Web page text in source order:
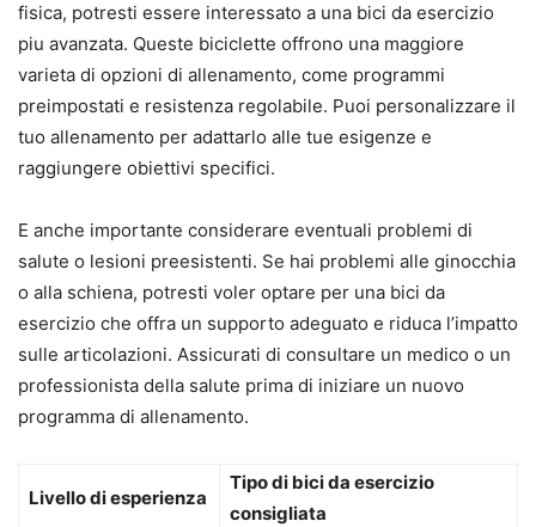
fisica, potresti essere interessato a una bici da esercizio
piu avanzata. Queste biciclette offrono una maggiore
varieta di opzioni di allenamento, come programmi
preimpostati e resistenza regolabile. Puoi personalizzare il
tuo allenamento per adattarlo alle tue esigenze e
raggiungere obiettivi specifici.
E anche importante considerare eventuali problemi di
salute o lesioni preesistenti. Se hai problemi alle ginocchia
o alla schiena, potresti voler optare per una bici da
esercizio che offra un supporto adeguato e riduca l’impatto
sulle articolazioni. Assicurati di consultare un medico o un
professionista della salute prima di iniziare un nuovo
programma di allenamento.
Livello di esperienza
Tipo di bici da esercizio
consigliata